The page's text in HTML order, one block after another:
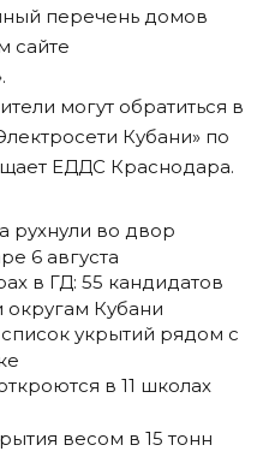
перечень домов
сайте
могут обратиться в
Кубани» по
ЕДДС Краснодара.
рухнули во двор
6 августа
в ГД: 55 кандидатов
округам Кубани
укрытий рядом с
в 11 школах
весом в 15 тонн